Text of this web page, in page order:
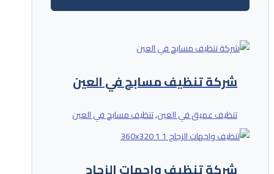
شركة تنظيف مسابح في العين
تنظيف عميق في العين,تنظيف مسابح في العين
شركة تنظيف واجهات الزجاج